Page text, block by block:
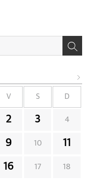
V S D
2 3 4
9 10 11
16 17 18